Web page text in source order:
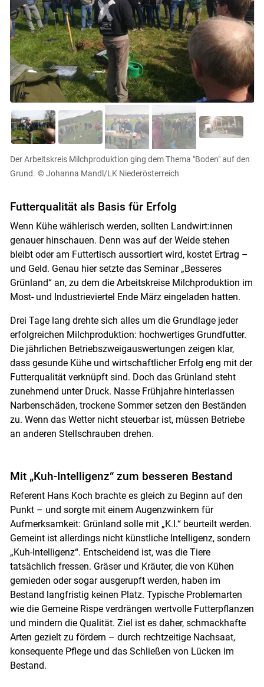
Der Arbeitskreis Milchproduktion ging dem Thema "Boden" auf den
Grund. © Johanna Mandl/LK Niederösterreich
Futterqualität als Basis für Erfolg
Wenn Kühe wählerisch werden, sollten Landwirt:innen
genauer hinschauen. Denn was auf der Weide stehen
bleibt oder am Futtertisch aussortiert wird, kostet Ertrag –
und Geld. Genau hier setzte das Seminar „Besseres
Grünland“ an, zu dem die Arbeitskreise Milchproduktion im
Most- und Industrieviertel Ende März eingeladen hatten.
Drei Tage lang drehte sich alles um die Grundlage jeder
erfolgreichen Milchproduktion: hochwertiges Grundfutter.
Die jährlichen Betriebszweigauswertungen zeigen klar,
dass gesunde Kühe und wirtschaftlicher Erfolg eng mit der
Futterqualität verknüpft sind. Doch das Grünland steht
zunehmend unter Druck. Nasse Frühjahre hinterlassen
Narbenschäden, trockene Sommer setzen den Beständen
zu. Wenn das Wetter nicht steuerbar ist, müssen Betriebe
an anderen Stellschrauben drehen.
Mit „Kuh-Intelligenz“ zum besseren Bestand
Referent Hans Koch brachte es gleich zu Beginn auf den
Punkt – und sorgte mit einem Augenzwinkern für
Aufmerksamkeit: Grünland solle mit „K.I.“ beurteilt werden.
Gemeint ist allerdings nicht künstliche Intelligenz, sondern
„Kuh-Intelligenz“. Entscheidend ist, was die Tiere
tatsächlich fressen. Gräser und Kräuter, die von Kühen
gemieden oder sogar ausgerupft werden, haben im
Bestand langfristig keinen Platz. Typische Problemarten
wie die Gemeine Rispe verdrängen wertvolle Futterpflanzen
und mindern die Qualität. Ziel ist es daher, schmackhafte
Arten gezielt zu fördern – durch rechtzeitige Nachsaat,
konsequente Pflege und das Schließen von Lücken im
Bestand.